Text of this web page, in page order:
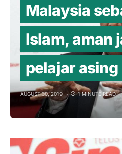
Malaysia
Islam, aman
pelajar asing
AUGUST 30, 2019 1 MINUTE READ